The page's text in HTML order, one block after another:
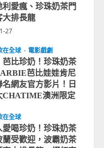
利愛瘋、珍珠奶茶門
大排長龍
27
在全球
電影戲劇
芭比珍奶！珍珠奶茶
芭比娃娃肯尼
名網友官方影片！日
CHATIME澳洲限定
03
在全球
愛喝珍奶！珍珠奶茶
蘭受歡迎，波霸奶茶